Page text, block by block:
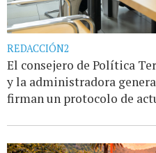
REDACCIÓN2
El consejero de Política
y la administradora
firman un protocolo de